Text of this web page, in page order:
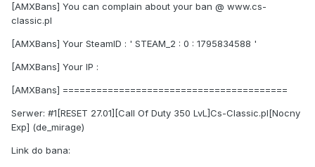
[AMXBans] You can complain about your ban @ www.cs-
classic.pl
[AMXBans] Your SteamID : ' STEAM_2 : 0 : 1795834588 '
[AMXBans] Your IP :
[AMXBans] ========================================
Serwer: #1[RESET 27.01][Call Of Duty 350 LvL]Cs-Classic.pl[Nocny
Exp] (de_mirage)
Link do bana: